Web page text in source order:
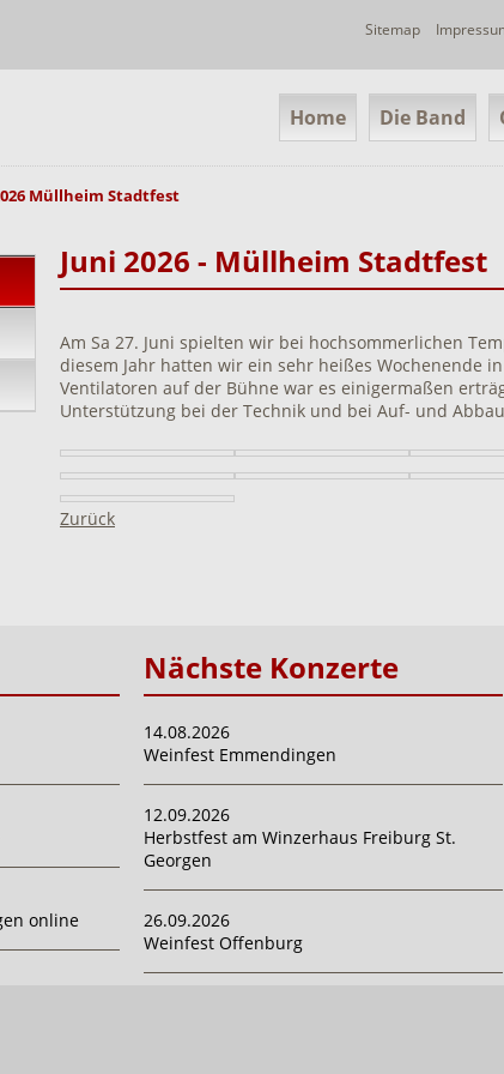
Navigation
Sitemap
überspringen
Home Die Band
Müllheim Stadtfest
Juni 2026 - Müllheim Stadtfest
Am Sa 27. Juni spielten wir bei hochsommerlichen
diesem Jahr hatten wir ein sehr heißes Wochenende
Ventilatoren auf der Bühne war es einigermaßen
Unterstützung bei der Technik und bei Auf- und
Zurück
online
Nächste Konzerte
14.08.2026
Weinfest Emmendingen
12.09.2026
Herbstfest am Winzerhaus Freiburg St.
Georgen
26.09.2026
Weinfest Offenburg